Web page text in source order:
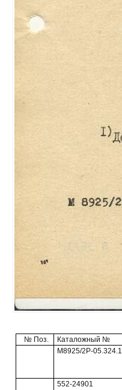
№ Поз. Каталожный №
М8925/2Р-05.324.1
552-24901